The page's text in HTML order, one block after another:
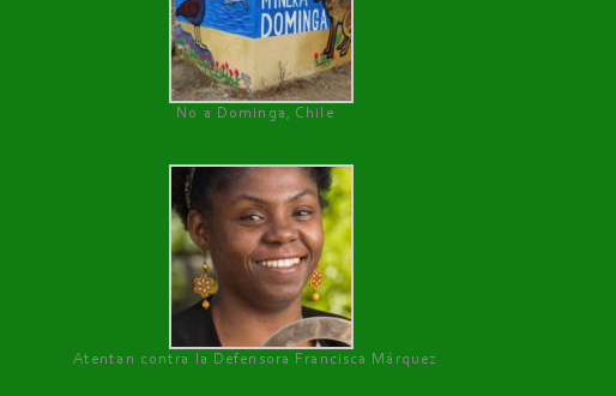
No a Dominga, Chile
Atentan contra la Defensora Francisca Márquez